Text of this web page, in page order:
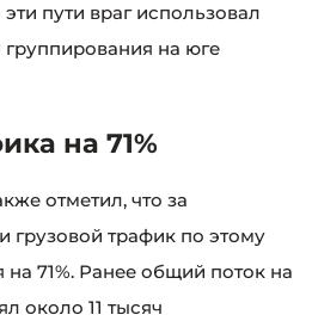
пути враг использовал
группирования на юге
на 71%
отметил, что за
грузовой трафик по этому
71%. Ранее общий поток на
около 11 тысяч